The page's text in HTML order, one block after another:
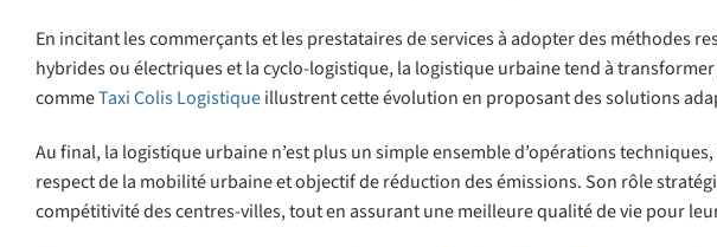
En incitant les commerçants et les prestataires de services à adopter des méthodes
hybrides ou électriques et la cyclo-logistique, la logistique urbaine tend à
commeTaxi Colis Logistiqueillustrent cette évolution en proposant des solutions
Au final, la logistique urbaine n’est plus un simple ensemble d’opérations
respect de la mobilité urbaine et objectif de réduction des émissions. Son rôle
compétitivité des centres-villes, tout en assurant une meilleure qualité de vie pour